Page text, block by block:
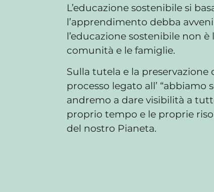
L’educazione sostenibile si
l’apprendimento debba
l’educazione sostenibile non
comunità e le famiglie.
Sulla tutela e la
processo legato all’
andremo a dare visibilità a
proprio tempo e le proprie
del nostro Pianeta.